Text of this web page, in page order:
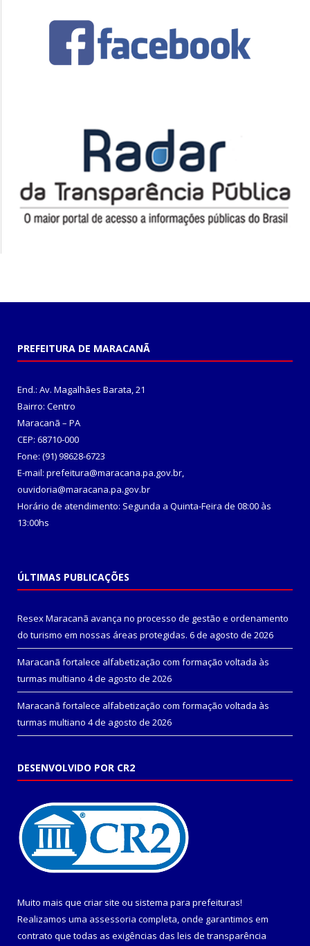
PREFEITURA DE MARACANÃ
End.: Av. Magalhães Barata, 21
Bairro: Centro
Maracanã – PA
CEP: 68710-000
Fone: (91) 98628-6723
E-mail: prefeitura@maracana.pa.gov.br,
ouvidoria@maracana.pa.gov.br
Horário de atendimento: Segunda a Quinta-Feira de 08:00 às
13:00hs
ÚLTIMAS PUBLICAÇÕES
Resex Maracanã avança no processo de gestão e ordenamento
do turismo em nossas áreas protegidas. 6 de agosto de 2026
Maracanã fortalece alfabetização com formação voltada às
turmas multiano 4 de agosto de 2026
Maracanã fortalece alfabetização com formação voltada às
turmas multiano 4 de agosto de 2026
DESENVOLVIDO POR CR2
Muito mais que criar site ou sistema para prefeituras!
Realizamos uma assessoria completa, onde garantimos em
contrato que todas as exigências das leis de transparência